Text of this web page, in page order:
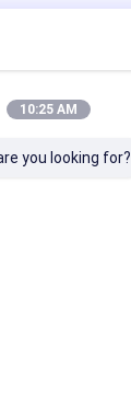
10:25 AM
you looking for?